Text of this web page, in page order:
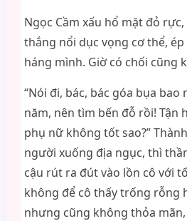
Ngọc Cầm xấu hổ mặt đỏ
thắng nổi dục vọng cơ thể,
háng mình. Giờ có chối cũng
“Nói đi, bác, bác góa bụa bao
năm, nên tìm bến đỗ rồi! Tận
phụ nữ không tốt sao?”
người xuống địa ngục, thì
cậu rút ra đút vào lồn cô với
không để cô thấy trống rỗng
nhưng cũng không thỏa